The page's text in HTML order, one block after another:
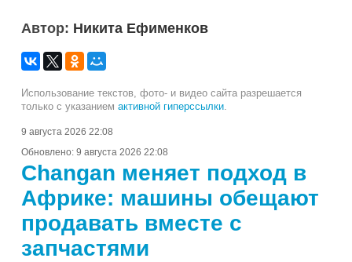
Автор: Никита Ефименков
Использование текстов, фото- и видео сайта разрешается
только с указанием активной гиперссылки.
9 августа 2026 22:08
Обновлено: 9 августа 2026 22:08
Changan меняет подход в
Африке: машины обещают
продавать вместе с
запчастями